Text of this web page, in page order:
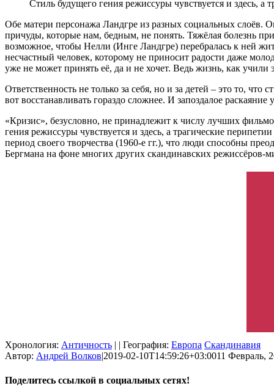
Стиль будущего гения режиссуры чувствуется и здесь, а
Обе матери персонажа Ландгре из разных социальных слоёв.
причуды, которые нам, бедным, не понять. Тяжёлая болезнь
возможное, чтобы Нелли (Инге Ландгре) перебралась к ней
несчастный человек, которому не приносит радости даже
уже не может принять её, да и не хочет. Ведь жизнь, как
Ответственность не только за себя, но и за детей – это то,
вот восстанавливать гораздо сложнее. И запоздалое
«Кризис», безусловно, не принадлежит к числу лучших
гения режиссуры чувствуется и здесь, а трагические
период своего творчества (1960-е гг.), что люди способны
Бергмана на фоне многих других скандинавских режиссёров-
Хронология: Античность | | География: Европа Скандинавия
Автор: Андрей Волков|2019-02-10T14:59:26+03:0011 Февраль,
Поделитесь ссылкой в социальных сетях!